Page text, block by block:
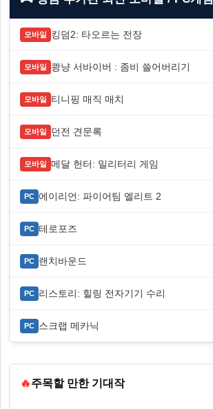
모바일 킹덤2: 타오르는 전장
모바일 쾅냥 서바이버 : 좀비 쓸어버리기
모바일 티니핑 매직 매치
모바일 던전 견문록
모바일 메달 헌터: 밀리터리 게임
PC 에이리언: 파이어팀 엘리트 2
PC 테로포즈
PC 랜치바운드
PC 리스토리: 힐링 전자기기 수리
PC 스크랩 메카닉
🔥주목할 만한 기대작